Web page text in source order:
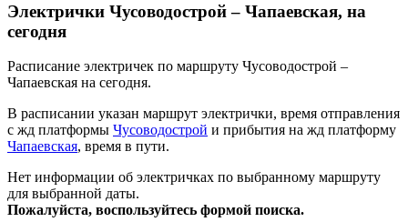
Электрички Чусоводострой – Чапаевская, на
сегодня
Расписание электричек по маршруту Чусоводострой –
Чапаевская на сегодня.
В расписании указан маршрут электрички, время отправления
с жд платформы Чусоводострой и прибытия на жд платформу
Чапаевская, время в пути.
Нет информации об электричках по выбранному маршруту
для выбранной даты.
Пожалуйста, воспользуйтесь формой поиска.